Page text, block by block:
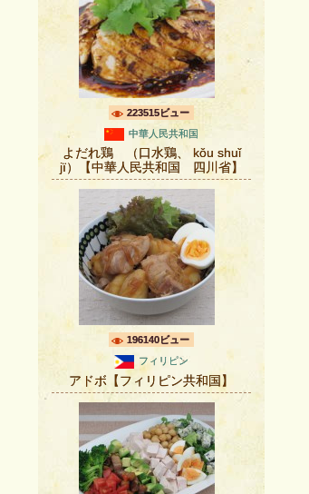
223515ビュー
中華人民共和国
よだれ鶏 （口水鶏、 kǒu shuǐ
jï）【中華人民共和国 四川省】
196140ビュー
フィリピン
アドボ【フィリピン共和国】